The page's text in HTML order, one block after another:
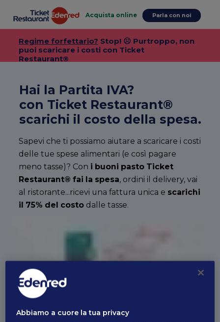
Parla con noi
Acquista online
Regime forfettario? Stop! ☹️ Purtroppo, non
puoi scaricare i costi con Ticket
Restaurant®
Hai la Partita IVA?
con Ticket Restaurant®
scarichi il costo della spesa.
Sapevi che ti possiamo aiutare a scaricare i costi
delle tue spese alimentari (e così pagare
meno tasse)? Con i buoni pasto Ticket
Restaurant® fai la spesa, ordini il delivery, vai
al ristorante...ricevi una fattura unica e scarichi
il 75% del costo dalle tasse.
Abbiamo a cuore la tua privacy